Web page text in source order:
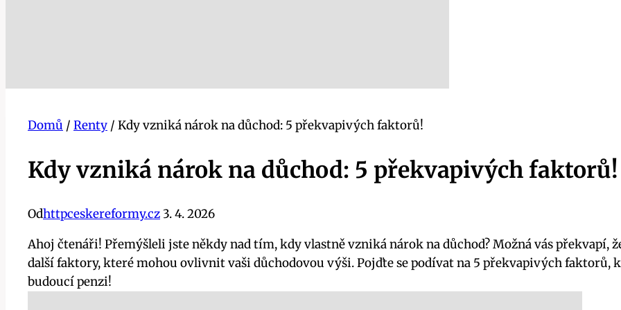
Domů / Renty / Kdy vzniká nárok na důchod: 5 překvapivých faktorů!
Kdy vzniká nárok na důchod: 5 překvapivých faktorů!
Odhttpceskereformy.cz3. 4. 2026
Ahoj čtenáři! Přemýšleli jste někdy nad tím, kdy vlastně vzniká nárok na důchod? Možná vás překvapí,
další faktory, které mohou ovlivnit vaši důchodovou výši. Pojďte se podívat na 5 překvapivých faktorů,
budoucí penzi!